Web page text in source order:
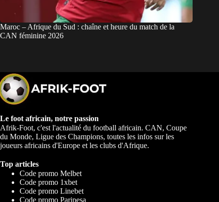
Maroc – Afrique du Sud : chaîne et heure du match de la
CAN féminine 2026
Le foot africain, notre passion
Afrik-Foot, c'est l'actualité du football africain. CAN, Coupe
du Monde, Ligue des Champions, toutes les infos sur les
joueurs africains d'Europe et les clubs d'Afrique.
Top articles
Code promo Melbet
Code promo 1xbet
Code promo Linebet
Code promo Paripesa